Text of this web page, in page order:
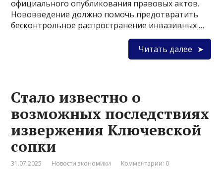
официального опубликования правовых актов.
Нововведение должно помочь предотвратить
бесконтрольное распространение инвазивных …
Читать далее
Стало известно о
возможных последствиях
извержения Ключевской
сопки
31.07.2025 Новости экономики Комментарии: 0